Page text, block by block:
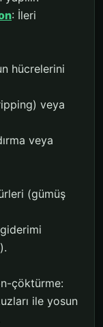
: İleri
hücrelerini
veya
veya
(gümüş
giderimi
çöktürme:
ile yosun